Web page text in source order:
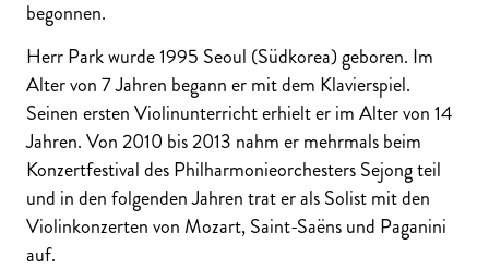
begonnen.
Herr Park wurde 1995 Seoul (Südkorea) geboren. Im
Alter von 7 Jahren begann er mit dem Klavierspiel.
Seinen ersten Violinunterricht erhielt er im Alter von 14
Jahren. Von 2010 bis 2013 nahm er mehrmals beim
Konzertfestival des Philharmonieorchesters Sejong teil
und in den folgenden Jahren trat er als Solist mit den
Violinkonzerten von Mozart, Saint-Saëns und Paganini
auf.